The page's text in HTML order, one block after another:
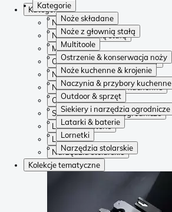
Kategorie
Noże składane
Noże z głownią stałą
Multitoole
Ostrzenie & konserwacja noży
Noże kuchenne & krojenie
Naczynia & przybory kuchenne
Outdoor & sprzęt
Siekiery i narzędzia ogrodnicze
Latarki & baterie
Lornetki
Narzędzia stolarskie
Kategorie
Noże składane
Noże z głownią stałą
Multitoole
Ostrzenie & konserwacja noży
Noże kuchenne & krojenie
Naczynia & przybory kuchenne
Outdoor & sprzęt
Siekiery i narzędzia ogrodnicze
Latarki & baterie
Lornetki
Narzędzia stolarskie
Kolekcje tematyczne